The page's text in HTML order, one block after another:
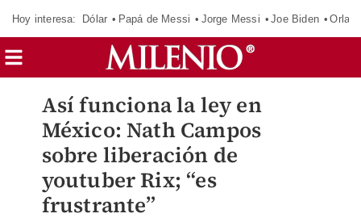
Hoy interesa: Dólar Papá de Messi Jorge Messi Joe Biden
Así funciona la ley en
México: Nath Campos
sobre liberación de
youtuber Rix; “es
frustrante”